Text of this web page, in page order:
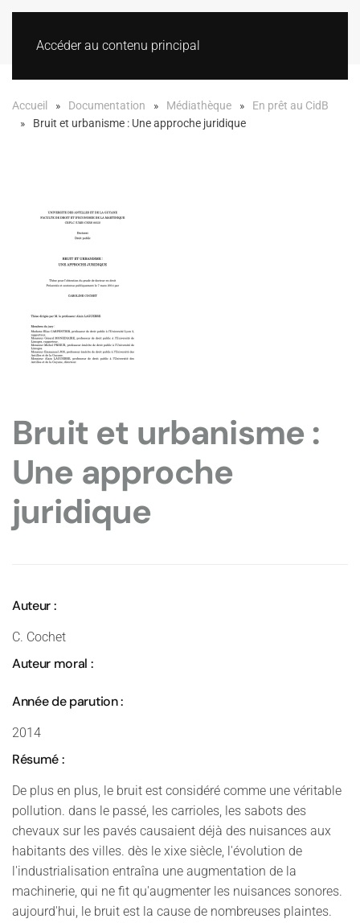
Accéder au contenu principal
Accueil Documentation Médiathèque
En prêt au CidB
Bruit et urbanisme : Une approche juridique
Bruit et urbanisme :
Une approche
juridique
Auteur :
C. Cochet
Auteur moral :
Année de parution :
2014
Résumé :
De plus en plus, le bruit est considéré comme une véritable
pollution. dans le passé, les carrioles, les sabots des
chevaux sur les pavés causaient déjà des nuisances aux
habitants des villes. dès le xixe siècle, l'évolution de
l'industrialisation entraîna une augmentation de la
machinerie, qui ne fit qu'augmenter les nuisances sonores.
aujourd'hui, le bruit est la cause de nombreuses plaintes.